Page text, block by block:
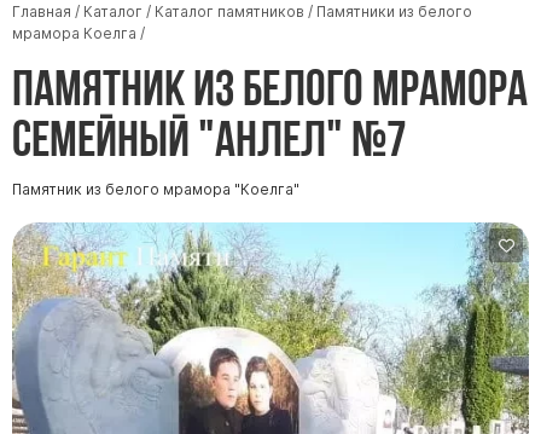
Участникам СВО
Памятники из гранита
Памятники из мрамора
Главная / Каталог / Каталог памятников / Памятники из белого
мрамора Коелга /
Памятник из белого мрамора
семейный "Анлел" №7
Памятник из белого мрамора "Коелга"